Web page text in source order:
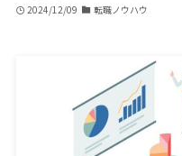
2024/12/09 転職ノウハウ